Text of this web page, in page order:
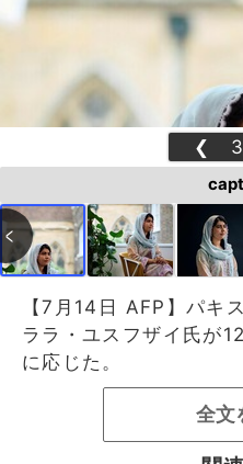
❮
【7月14日 AFP】パキ
ララ・ユスフザイ氏が
に応じた。
全文